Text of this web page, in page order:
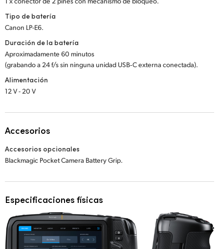
Tipo de batería
Canon LP-E6.
Duración de la batería
Aproximadamente 60 minutos
(grabando a 24 f/s sin ninguna unidad USB‑C externa conectada).
Alimentación
12 V - 20 V
Accesorios
Accesorios opcionales
Blackmagic Pocket Camera Battery Grip.
Especificaciones físicas